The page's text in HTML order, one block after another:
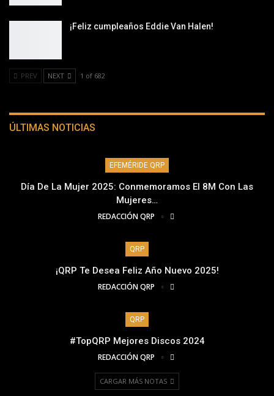
¡Feliz cumpleaños Eddie Van Halen!
PREV NEXT 1 of 682
ÚLTIMAS NOTICIAS
EFEMÉRIDE QRP
Día De La Mujer 2025: Conmemoramos El 8M Con Las
Mujeres…
REDACCIÓN QRP
QRP
¡QRP Te Desea Feliz Año Nuevo 2025!
REDACCIÓN QRP
QRP
#TopQRP Mejores Discos 2024
REDACCIÓN QRP
CARGAR MÁS NOTAS